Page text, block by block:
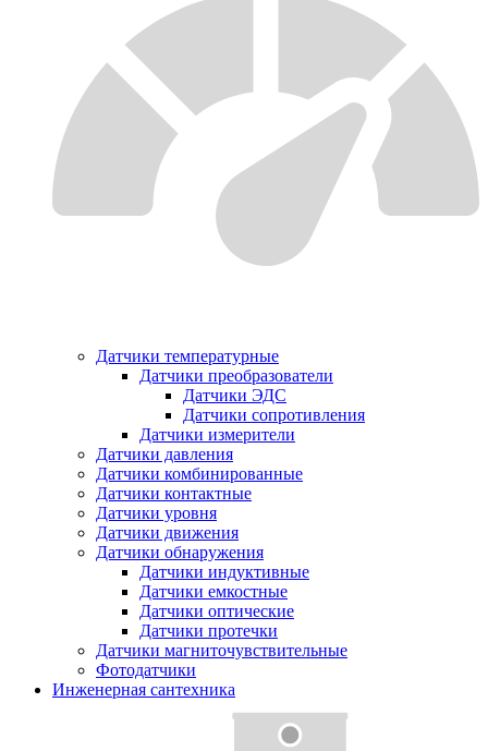
Датчики температурные
Датчики преобразователи
Датчики ЭДС
Датчики сопротивления
Датчики измерители
Датчики давления
Датчики комбинированные
Датчики контактные
Датчики уровня
Датчики движения
Датчики обнаружения
Датчики индуктивные
Датчики емкостные
Датчики оптические
Датчики протечки
Датчики магниточувствительные
Фотодатчики
Инженерная сантехника